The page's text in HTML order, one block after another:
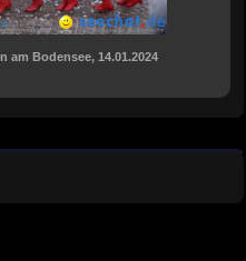
am Bodensee, 14.01.2024